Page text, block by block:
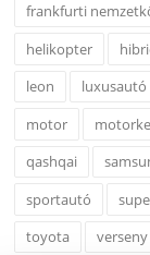
frankfurti
helikopter
leon
luxusautó
motor
qashqai
sportautó
toyota
verseny